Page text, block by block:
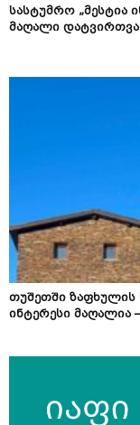
სასტუმრო
მაღალი
თუშეთში ზაფხულის
ინტერესი მაღალია